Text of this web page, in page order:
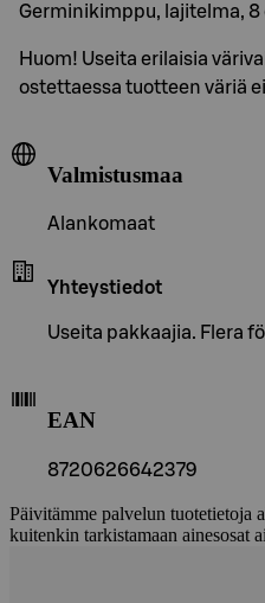
Germinikimppu, lajitelma, 8
Huom! Useita erilaisia
ostettaessa tuotteen väriä
Valmistusmaa
Alankomaat
Yhteystiedot
Useita pakkaajia. Flera
EAN
8720626642379
Päivitämme palvelun tuotetietoja
kuitenkin tarkistamaan ainesosat